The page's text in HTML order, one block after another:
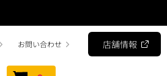
お問い合わせ 店舗情報